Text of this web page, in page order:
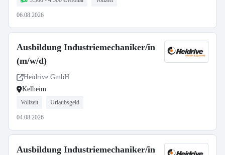
06.08.2026
Ausbildung Industriemechaniker/in
(m/w/d)
Heidrive GmbH
Kelheim
Vollzeit Urlaubsgeld
04.08.2026
Ausbildung Industriemechaniker/in